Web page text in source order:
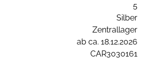
5
Silber
Zentrallager
ab ca. 18.12.2026
CAR3030161